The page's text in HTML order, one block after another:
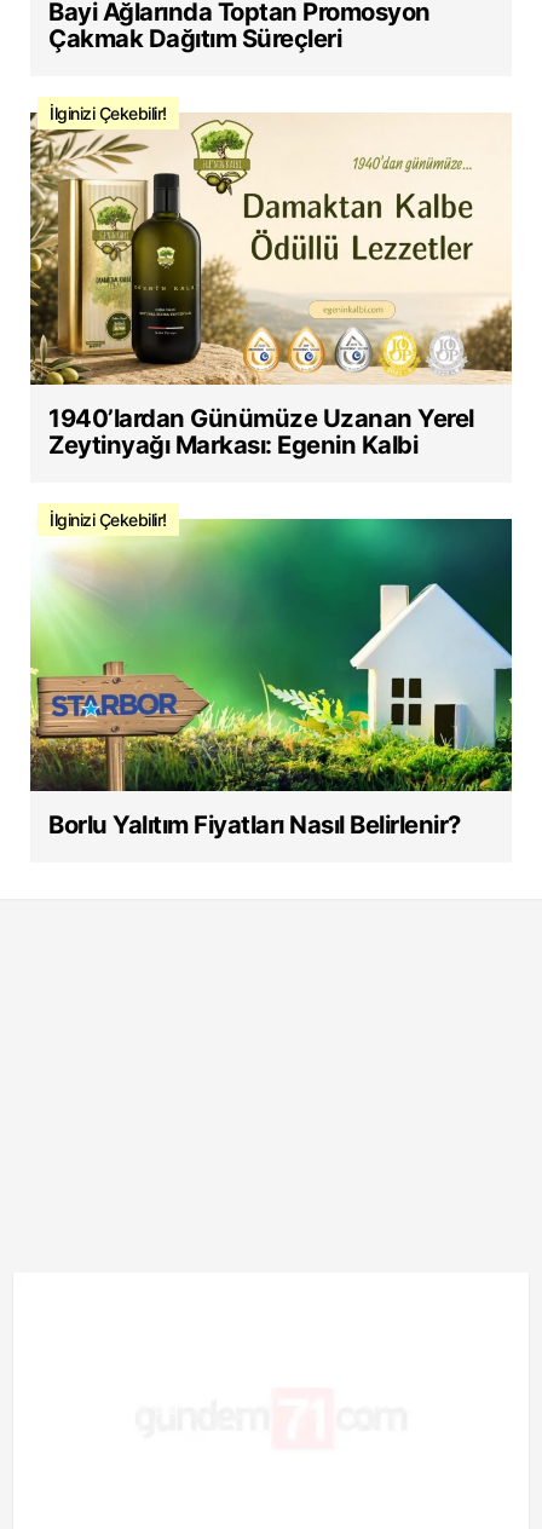
Bayi Ağlarında Toptan Promosyon
Çakmak Dağıtım Süreçleri
İlginizi Çekebilir!
1940’lardan Günümüze Uzanan Yerel
Zeytinyağı Markası: Egenin Kalbi
İlginizi Çekebilir!
Borlu Yalıtım Fiyatları Nasıl Belirlenir?